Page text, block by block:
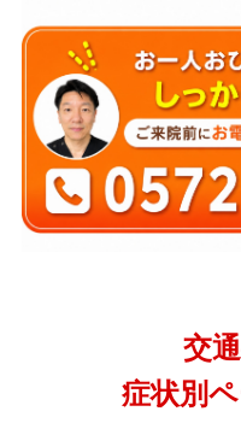
交
症状別